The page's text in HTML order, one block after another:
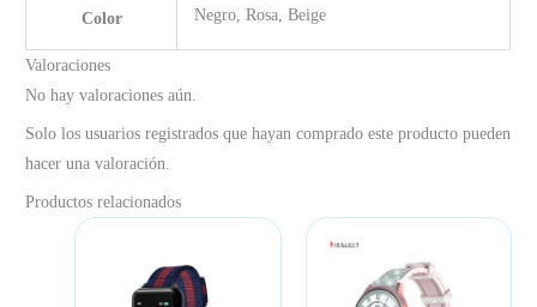
Color Negro, Rosa, Beige
Valoraciones
No hay valoraciones aún.
Solo los usuarios registrados que hayan comprado este producto pueden
hacer una valoración.
Productos relacionados